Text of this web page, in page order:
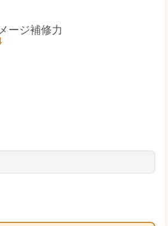
ージ補修力